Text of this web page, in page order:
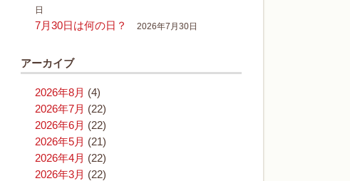
日
7月30日は何の日？ 2026年7月30日
アーカイブ
2026年8月 (4)
2026年7月 (22)
2026年6月 (22)
2026年5月 (21)
2026年4月 (22)
2026年3月 (22)